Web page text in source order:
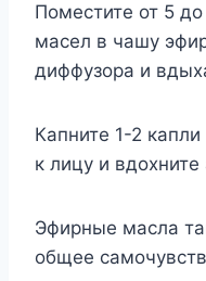
Поместите от 5
масел в чашу
диффузора и
Капните 1-2
к лицу и вдохните
Эфирные масла
общее